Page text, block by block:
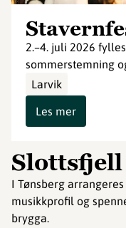
2.–4. juli 2026
sommerstemning
Larvik
Les mer
Slottsfjell
I Tønsberg
musikkprofil og
brygga.